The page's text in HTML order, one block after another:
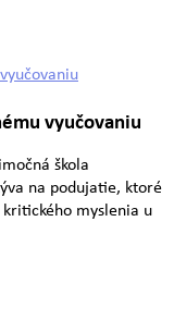
vyučovaniu
škola
na podujatie, ktoré
myslenia u